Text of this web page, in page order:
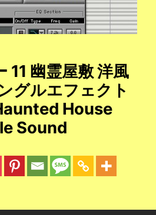
11 幽霊屋敷 洋風
グルエフェクト
House
Sound